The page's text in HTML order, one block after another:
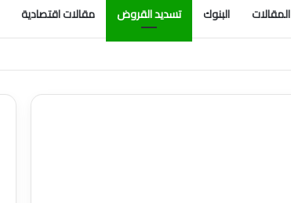
المقالات البنوك تسديد القروض مقالات اقتصادية
وآمن